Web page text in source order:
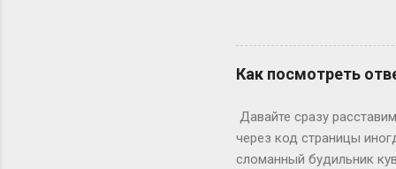
остатке. То есть
лишний день?» Всё
понедельник, то
366 дней делим на 7 —
Выходных будет по 53. Но
Как посмотреть
Давайте сразу
через код страницы
сломанный будильник